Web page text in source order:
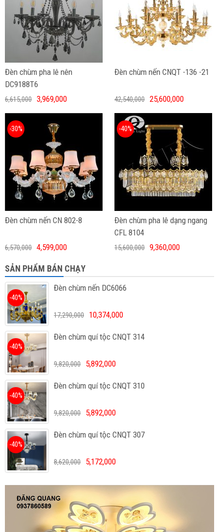
Đèn chùm pha lê nên
DC9188T6
6,615,000 3,969,000
Đèn chùm nến CNQT -136 -21
42,540,000 25,600,000
Đèn chùm nến CN 802-8
-30%
6,570,000 4,599,000
Đèn chùm pha lê dạng ngang
CFL 8104
-40%
15,600,000 9,360,000
SẢN PHẨM BÁN CHẠY
Đèn chùm nến DC6066
-40%
17,290,000 10,374,000
Đèn chùm quí tộc CNQT 314
-40%
9,820,000 5,892,000
Đèn chùm quí tộc CNQT 310
-40%
9,820,000 5,892,000
Đèn chùm quí tộc CNQT 307
-40%
8,620,000 5,172,000